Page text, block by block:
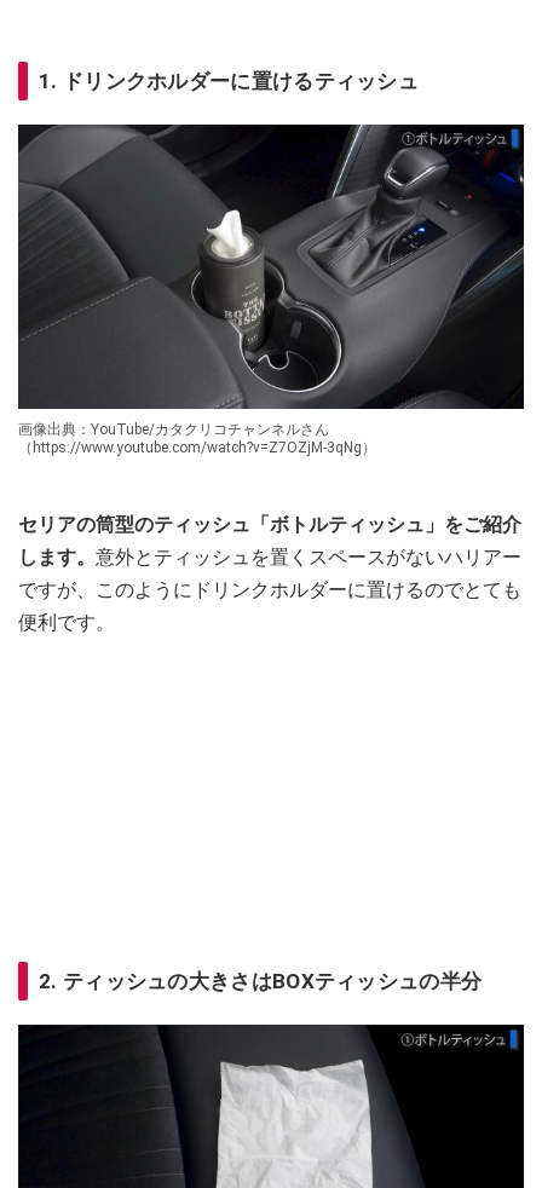
1. ドリンクホルダーに置けるティッシュ
画像出典：YouTube/カタクリコチャンネルさん
（https://www.youtube.com/watch?v=Z7OZjM-3qNg）
セリアの筒型のティッシュ「ボトルティッシュ」をご紹介
します。 意外とティッシュを置くスペースがないハリアー
ですが、このようにドリンクホルダーに置けるのでとても
便利です。
2. ティッシュの大きさはBOXティッシュの半分